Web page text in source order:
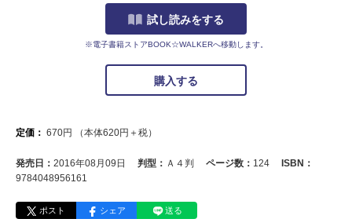
試し読みをする
※電子書籍ストアBOOK☆WALKERへ移動します。
購入する
定価： 670円 （本体620円＋税）
発売日： 2016年08月09日 判型： Ａ４判 ページ数： 124
ISBN：
9784048956161
ポスト シェア 送る